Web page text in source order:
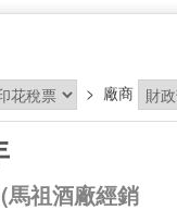
> 廠商
馬祖酒廠經銷